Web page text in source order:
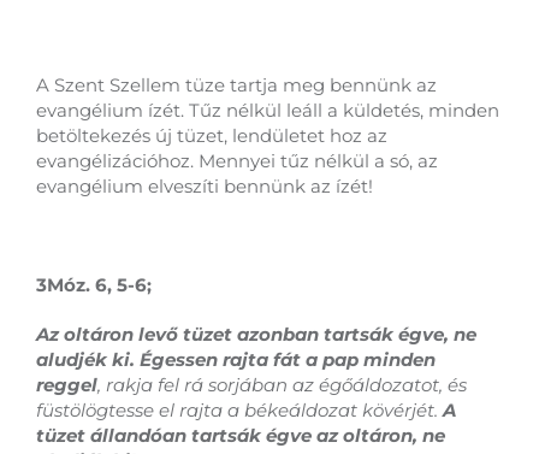
A Szent Szellem tüze tartja meg bennünk az
evangélium ízét. Tűz nélkül leáll a küldetés, minden
betöltekezés új tüzet, lendületet hoz az
evangélizációhoz. Mennyei tűz nélkül a só, az
evangélium elveszíti bennünk az ízét!
3Móz. 6, 5-6;
Az oltáron levő tüzet azonban tartsák égve, ne
aludjék ki. Égessen rajta fát a pap minden
reggel, rakja fel rá sorjában az égőáldozatot, és
füstölögtesse el rajta a békeáldozat kövérjét.A
tüzet állandóan tartsák égve az oltáron, ne